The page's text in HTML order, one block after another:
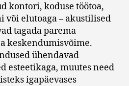
kontori, koduse töötoa,
või elutoaga – akustilised
tagada parema
keskendumisvõime.
ühendavad
esteetikaga, muutes need
igapäevases